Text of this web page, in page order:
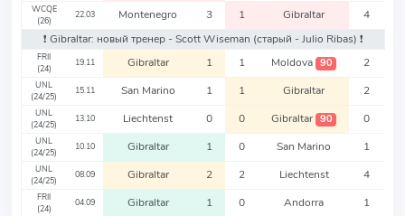
WCQE
(26)
22.03 Montenegro 3 1 Gibraltar
4
❗️ Gibraltar: новый тренер - Scott Wiseman (старый - Julio Ribas) ❗️
FRII
(24)
19.11 Gibraltar 1 1 Moldova 90 2
UNL
(24/25)
15.11 San Marino 1 1 Gibraltar 2
UNL
(24/25)
13.10 Liechtenst 0 0 Gibraltar 90 0
UNL
(24/25)
10.10 Gibraltar 1 0 San Marino 1
UNL
(24/25)
08.09 Gibraltar 2 2 Liechtenst 4
FRII
(24)
04.09 Gibraltar 1 0 Andorra 1